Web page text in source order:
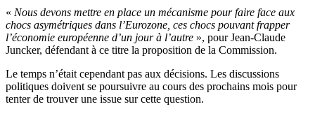
« Nous devons mettre en place un mécanisme pour faire face aux
chocs asymétriques dans l’Eurozone, ces chocs pouvant frapper
l’économie européenne d’un jour à l’autre », pour Jean-Claude
Juncker, défendant à ce titre la proposition de la Commission.
Le temps n’était cependant pas aux décisions. Les discussions
politiques doivent se poursuivre au cours des prochains mois pour
tenter de trouver une issue sur cette question.